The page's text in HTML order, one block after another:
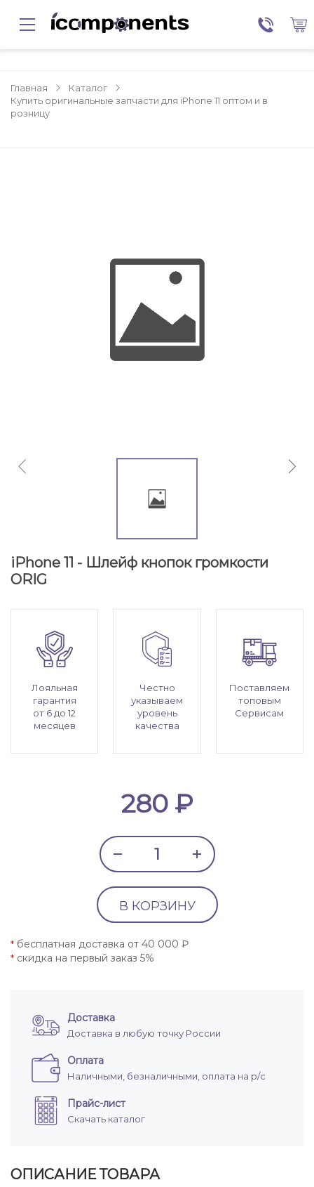
Главная
Каталог
Купить оригинальные запчасти для iPhone 11 оптом и в
розницу
iPhone 11 - Шлейф кнопок громкости
ORIG
Лояльная
гарантия
от 6 до 12
месяцев
Честно
указываем
уровень
качества
Поставляем
топовым
Сервисам
280 ₽
В КОРЗИНУ
* бесплатная доставка от 40 000 ₽
* скидка на первый заказ 5%
Доставка
Доставка в любую точку России
Оплата
Наличными, безналичными, оплата на р/с
Прайс-лист
Скачать каталог
ОПИСАНИЕ ТОВАРА